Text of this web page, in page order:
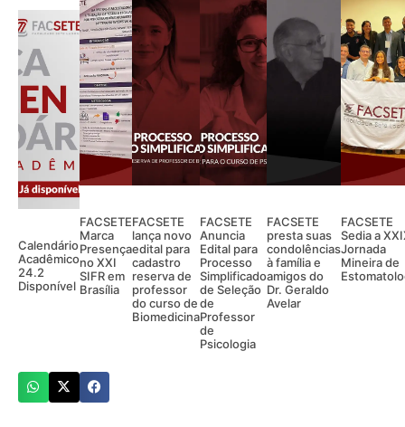
Calendário
Acadêmico
24.2
Disponível
FACSETE
Marca
Presença
no XXI
SIFR em
Brasília
FACSETE
lança novo
edital para
cadastro
reserva de
professor
do curso de
Biomedicina
FACSETE
Anuncia
Edital para
Processo
Simplificado
de Seleção
de
Professor
de
Psicologia
FACSETE
presta suas
condolências
à família e
amigos do
Dr. Geraldo
Avelar
FACSETE
Sedia a
Jornada
Mineira de